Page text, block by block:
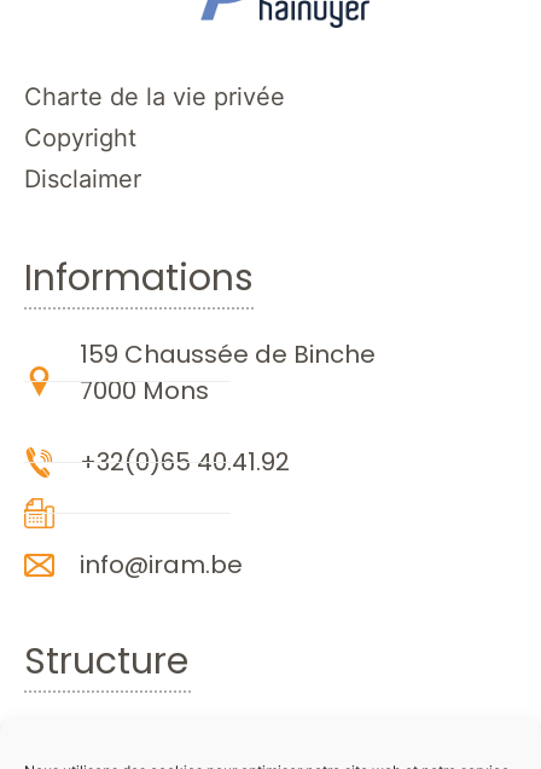
Charte de la vie privée
Copyright
Disclaimer
Informations
159 Chaussée de Binche
7000 Mons
+32(0)65 40.41.92
info@iram.be
Structure